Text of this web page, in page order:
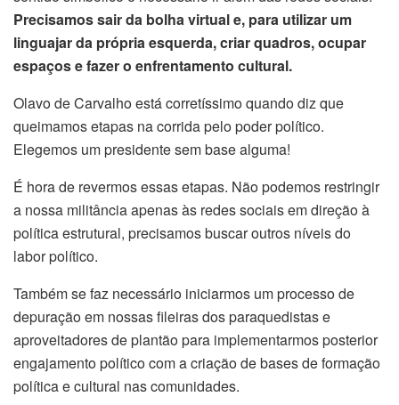
Precisamos sair da bolha virtual e, para utilizar um
linguajar da própria esquerda, criar quadros, ocupar
espaços e fazer o enfrentamento cultural.
Olavo de Carvalho está corretíssimo quando diz que
queimamos etapas na corrida pelo poder político.
Elegemos um presidente sem base alguma!
É hora de revermos essas etapas. Não podemos restringir
a nossa militância apenas às redes sociais em direção à
política estrutural, precisamos buscar outros níveis do
labor político.
Também se faz necessário iniciarmos um processo de
depuração em nossas fileiras dos paraquedistas e
aproveitadores de plantão para implementarmos posterior
engajamento político com a criação de bases de formação
política e cultural nas comunidades.